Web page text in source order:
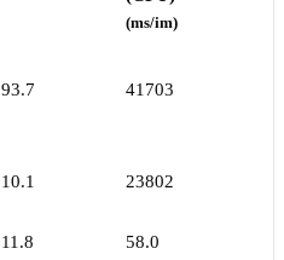
(ms/im)
93.7 41703
10.1 23802
11.8 58.0